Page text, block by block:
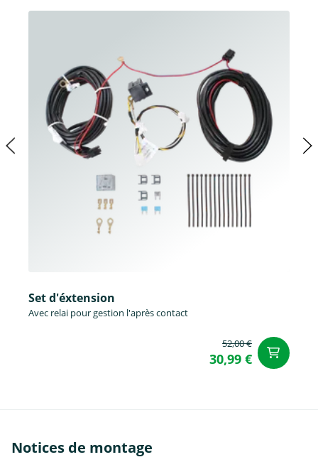
Set d'éxtension
Avec relai pour gestion l'après contact
52,00 €
30,99 €
Notices de montage